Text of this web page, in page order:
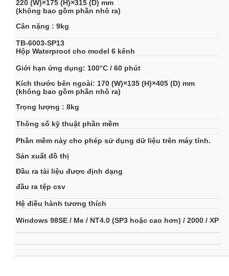
220 (W)×175 (H)×315 (D) mm
(không bao gồm phần nhô ra)
Cân nặng : 9kg
TB-6003-SP13
Hộp Waterproot cho model 6 kênh
Giới hạn ứng dụng: 100°C / 60 phút
Kích thước bên ngoài: 170 (W)×135 (H)×405 (D) mm
(không bao gồm phần nhô ra)
Trọng lượng : 8kg
Thông số kỹ thuật phần mềm
Phần mềm này cho phép sử dụng dữ liệu trên máy tính.
Sản xuất đồ thị
Đầu ra tài liệu được định dạng
đầu ra tệp csv
Hệ điều hành tương thích
Windows 98SE / Me / NT4.0 (SP3 hoặc cao hơn) / 2000 / XP